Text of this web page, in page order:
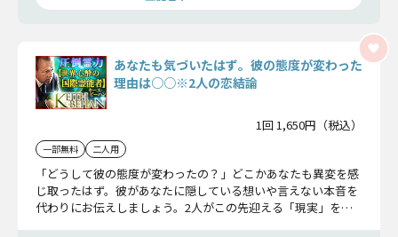
あなたも気づいたはず。彼の態度が変わった
理由は○○※2人の恋結論
1回 1,650円（税込）
一部無料 二人用
「どうして彼の態度が変わったの？」どこかあなたも異変を感
じ取ったはず。彼があなたに隠している想いや言えない本音を
代わりにお伝えしましょう。2人がこの先迎える「現実」を全